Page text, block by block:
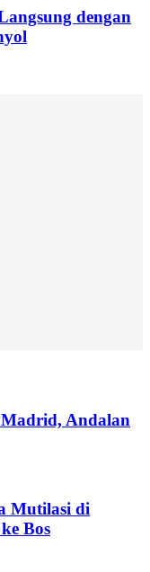
dengan
Madrid, Andalan
Mutilasi di
Bos